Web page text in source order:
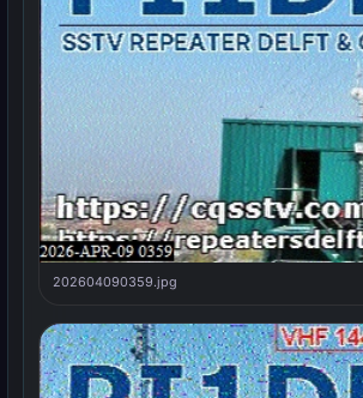
202604090359.jpg